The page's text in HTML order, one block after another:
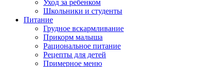
Уход за ребенком
Школьники и студенты
Питание
Грудное вскармливание
Прикорм малыша
Рациональное питание
Рецепты для детей
Примерное меню